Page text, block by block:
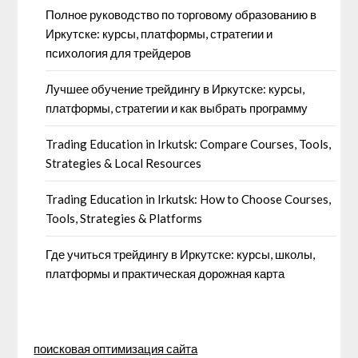
Полное руководство по торговому образованию в
Иркутске: курсы, платформы, стратегии и
психология для трейдеров
Лучшее обучение трейдингу в Иркутске: курсы,
платформы, стратегии и как выбрать программу
Trading Education in Irkutsk: Compare Courses, Tools,
Strategies & Local Resources
Trading Education in Irkutsk: How to Choose Courses,
Tools, Strategies & Platforms
Где учиться трейдингу в Иркутске: курсы, школы,
платформы и практическая дорожная карта
поисковая оптимизация сайта